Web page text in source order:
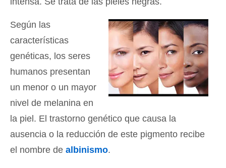
Según las
características
genéticas, los seres
humanos presentan
un menor o un mayor
nivel de melanina en
la piel. El trastorno genético que causa la
ausencia o la reducción de este pigmento recibe
el nombre de albinismo.